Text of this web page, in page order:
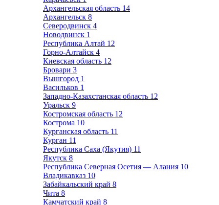
Архангельская область 14
Архангельск 8
Северодвинск 4
Новодвинск 1
Республика Алтай 12
Горно-Алтайск 4
Киевская область 12
Бровари 3
Вышгород 1
Васильков 1
Западно-Казахстанская область 12
Уральск 9
Костромская область 12
Кострома 10
Курганская область 11
Курган 11
Республика Саха (Якутия) 11
Якутск 8
Республика Северная Осетия — Алания 10
Владикавказ 10
Забайкальский край 8
Чита 8
Камчатский край 8